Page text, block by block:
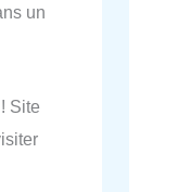
un
Site